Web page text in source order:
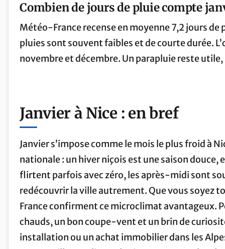
Combien de jours de pluie compte
Météo-France recense en moyenne 7,2 jours
pluies sont souvent faibles et de courte durée.
novembre et décembre. Un parapluie reste
Janvier à Nice : en bref
Janvier s’impose comme le mois le plus froid à
nationale : un hiver niçois est une saison
flirtent parfois avec zéro, les après-midi sont
redécouvrir la ville autrement. Que vous soyez
France confirment ce microclimat avantageux.
chauds, un bon coupe-vent et un brin de
installation ou un achat immobilier dans les